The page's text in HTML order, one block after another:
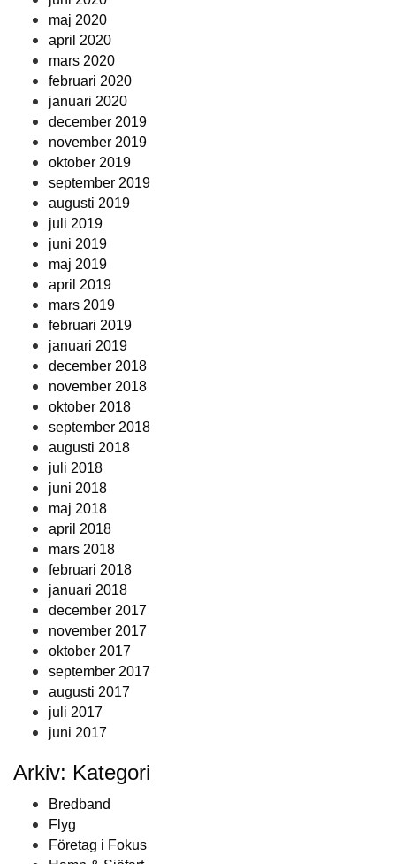
maj 2020
april 2020
mars 2020
februari 2020
januari 2020
december 2019
november 2019
oktober 2019
september 2019
augusti 2019
juli 2019
juni 2019
maj 2019
april 2019
mars 2019
februari 2019
januari 2019
december 2018
november 2018
oktober 2018
september 2018
augusti 2018
juli 2018
juni 2018
maj 2018
april 2018
mars 2018
februari 2018
januari 2018
december 2017
november 2017
oktober 2017
september 2017
augusti 2017
juli 2017
juni 2017
Arkiv: Kategori
Bredband
Flyg
Företag i Fokus